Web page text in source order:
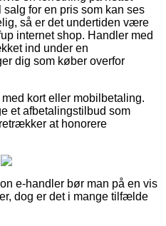
for en pris som kan ses
så er det undertiden være
internet shop. Handler med
ind under en
dig som køber overfor
kort eller mobilbetaling.
et afbetalingstilbud som
at honorere
e-handler bør man på en vis
dog er det i mange tilfælde